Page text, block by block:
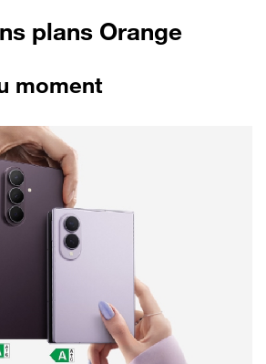
plans Orange
moment